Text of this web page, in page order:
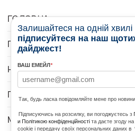
ГОЛОВНА
ПРО НАС
НОВИНИ
ПРОГРАМИ
МЕДІА КОНТАКТИ
Залишайтеся на одній
підписуйтеся на наш
дайджест!
ВАШ ЕМЕЙЛ*
Так, будь ласка повідомляйте мене про новини,
Підписуючись на розсилку, ви погоджуєтесь з
и Політикою конфіденційності та даєте згоду
cookie і передачу своїх персональних даних в